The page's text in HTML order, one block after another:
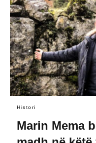
Histori
Marin Mema